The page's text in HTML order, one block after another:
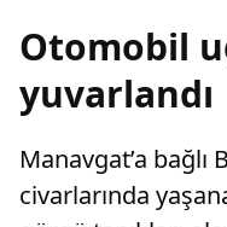
Otomobil
yuvarlandı
Manavgat’a
civarlarında